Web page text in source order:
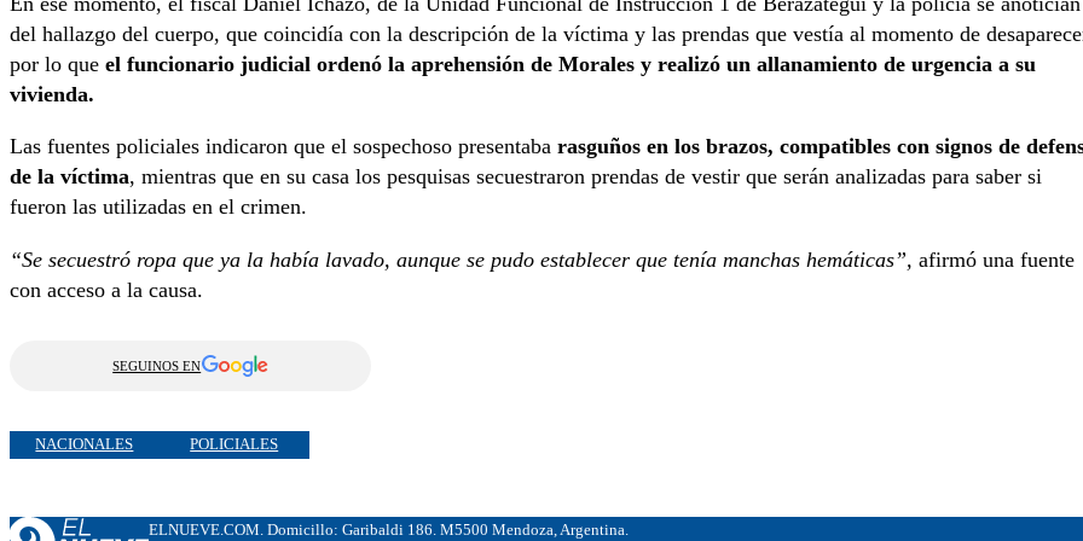
del hallazgo del cuerpo, que coincidía con la descripción de la víctima y las prendas que vestía al momento de
por lo que el funcionario judicial ordenó la aprehensión de Morales y realizó un allanamiento de urgencia a su
vivienda.
Las fuentes policiales indicaron que el sospechoso presentaba rasguños en los brazos, compatibles con signos de
de la víctima, mientras que en su casa los pesquisas secuestraron prendas de vestir que serán analizadas para saber si
fueron las utilizadas en el crimen.
“Se secuestró ropa que ya la había lavado, aunque se pudo establecer que tenía manchas hemáticas”, afirmó una fuente
con acceso a la causa.
SEGUINOS EN
NACIONALES POLICIALES
ELNUEVE.COM. Domicillo: Garibaldi 186. M5500 Mendoza, Argentina.